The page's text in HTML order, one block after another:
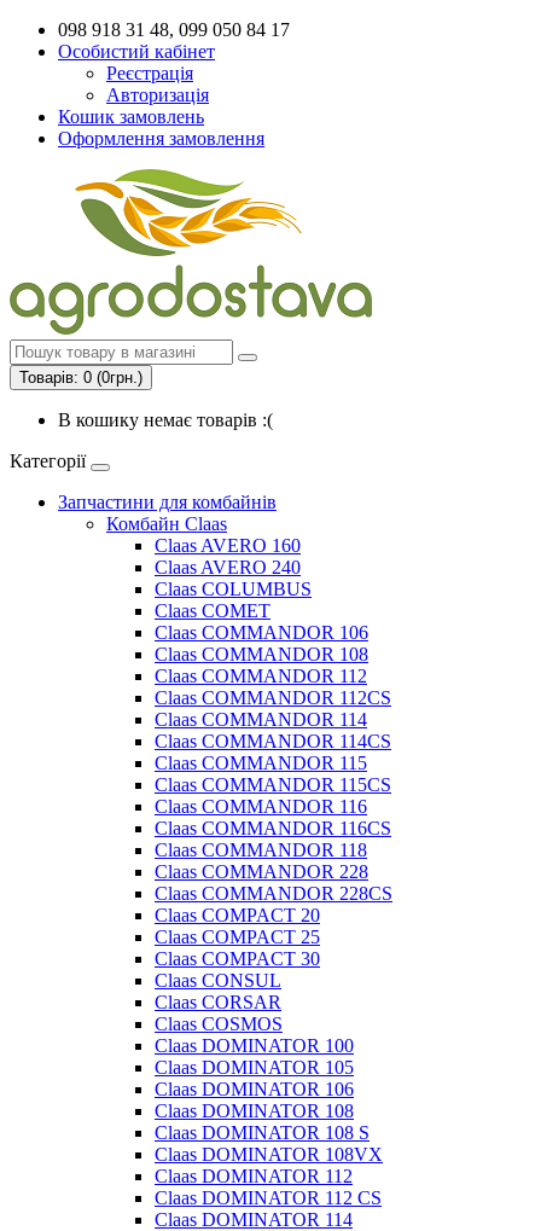
098 918 31 48, 099 050 84 17
Особистий кабінет
Реєстрація
Авторизація
Кошик замовлень
Оформлення замовлення
Товарів: 0 (0грн.)
В кошику немає товарів :(
Категорії
Запчастини для комбайнів
Комбайн Claas
Claas AVERO 160
Claas AVERO 240
Claas COLUMBUS
Claas COMET
Claas COMMANDOR 106
Claas COMMANDOR 108
Claas COMMANDOR 112
Claas COMMANDOR 112CS
Claas COMMANDOR 114
Claas COMMANDOR 114CS
Claas COMMANDOR 115
Claas COMMANDOR 115CS
Claas COMMANDOR 116
Claas COMMANDOR 116CS
Claas COMMANDOR 118
Claas COMMANDOR 228
Claas COMMANDOR 228CS
Claas COMPACT 20
Claas COMPACT 25
Claas COMPACT 30
Claas CONSUL
Claas CORSAR
Claas COSMOS
Claas DOMINATOR 100
Claas DOMINATOR 105
Claas DOMINATOR 106
Claas DOMINATOR 108
Claas DOMINATOR 108 S
Claas DOMINATOR 108VX
Claas DOMINATOR 112
Claas DOMINATOR 112 CS
Claas DOMINATOR 114